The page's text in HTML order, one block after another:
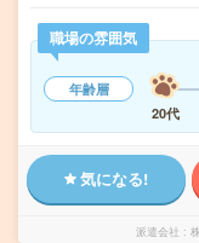
職場の雰囲気
年齢層
20代
気になる!
派遣会社